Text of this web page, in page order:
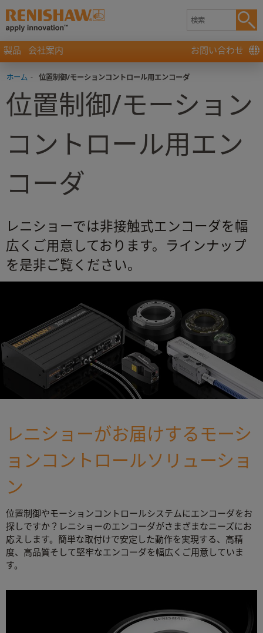
製品 会社案内 お問い合わせ
ホーム - 位置制御/モーションコントロール用エンコーダ
位置制御/モーション
コントロール用エン
コーダ
レニショーでは非接触式エンコーダを幅
広くご用意しております。ラインナップ
を是非ご覧ください。
レニショーがお届けするモーシ
ョンコントロールソリューショ
ン
位置制御やモーションコントロールシステムにエンコーダをお
探しですか？レニショーのエンコーダがさまざまなニーズにお
応えします。簡単な取付けで安定した動作を実現する、高精
度、高品質そして堅牢なエンコーダを幅広くご用意していま
す。